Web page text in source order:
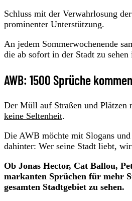
Schluss mit der Verwahrlosung
prominenter Unterstützung.
An jedem Sommerwochenende
die ab sofort in der Stadt zu
AWB: 1500 Sprüche
Der Müll auf Straßen und Plätzen
keine Seltenheit.
Die AWB möchte mit Slogans
dahinter: Wer seine Stadt liebt,
Ob Jonas Hector, Cat Ballou,
markanten Sprüchen für mehr
gesamten Stadtgebiet zu sehen.